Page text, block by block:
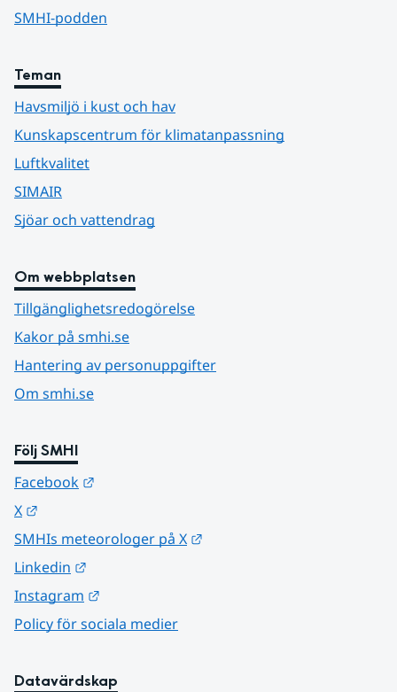
SMHI-podden
Teman
Havsmiljö i kust och hav
Kunskapscentrum för klimatanpassning
Luftkvalitet
SIMAIR
Sjöar och vattendrag
Om webbplatsen
Tillgänglighetsredogörelse
Kakor på smhi.se
Hantering av personuppgifter
Om smhi.se
Följ SMHI
Facebook
X
SMHIs meteorologer på X
Linkedin
Instagram
Policy för sociala medier
Datavärdskap